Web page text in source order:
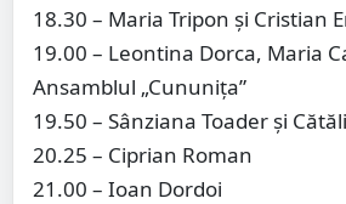
18.30 – Maria Tripon și Cristian
19.00 – Leontina Dorca, Maria
Ansamblul „Cununița”
19.50 – Sânziana Toader și
20.25 – Ciprian Roman
21.00 – Ioan Dordoi